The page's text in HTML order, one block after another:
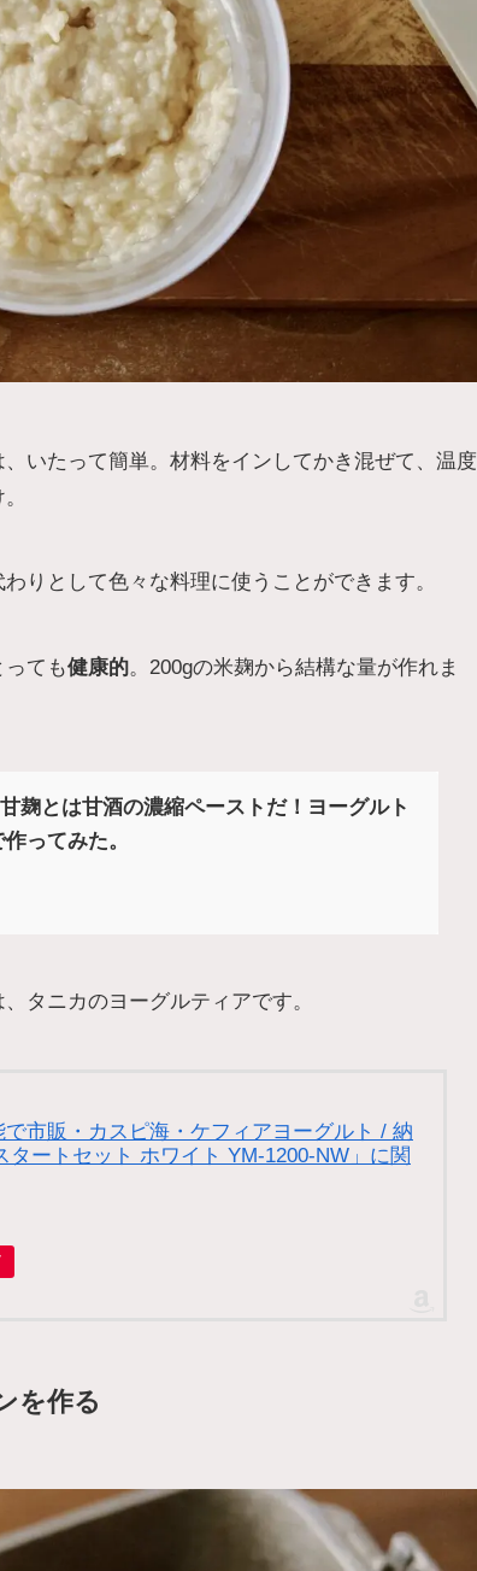
いたって簡単。材料をインしてかき混ぜて、温度
りとして色々な料理に使うことができます。
ても健康的。200gの米麹から結構な量が作れま
甘麹とは甘酒の濃縮ペーストだ！ヨーグルト
ってみた。
タニカのヨーグルティアです。
市販・カスピ海・ケフィアヨーグルト / 納
ートセット ホワイト YM-1200-NW」に関
を作る